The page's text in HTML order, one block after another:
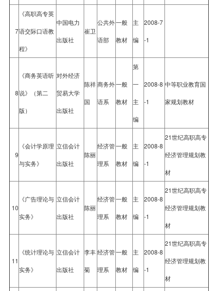
7
《高职高专英
语交际口语教
程》
中国电力
出版社
崔卫
公共外
语部
一般
教材
主
编
2008-7
-1
8
《商务英语听
说》（第二
版）
对外经济
贸易大学
出版社
陈祥
国
商务外
语系
一般
教材
第
一
主
编
2008-8
-1
中等职业教育国
家规划教材
9
《会计学原理
与实务》
立信会计
出版社
陈丽
经济管
理系
一般
教材
主
编
2008-8
-1
21世纪高职高专
经济管理规划教
材
10
《广告理论与
实务》
立信会计
出版社
陈丽
经济管
理系
一般
教材
主
编
2008-8
-1
21世纪高职高专
经济管理规划教
材
11
《统计理论与
实务》
立信会计
出版社
李丰
菊
经济管
理系
一般
教材
主
编
2008-8
-1
21世纪高职高专
经济管理规划教
材